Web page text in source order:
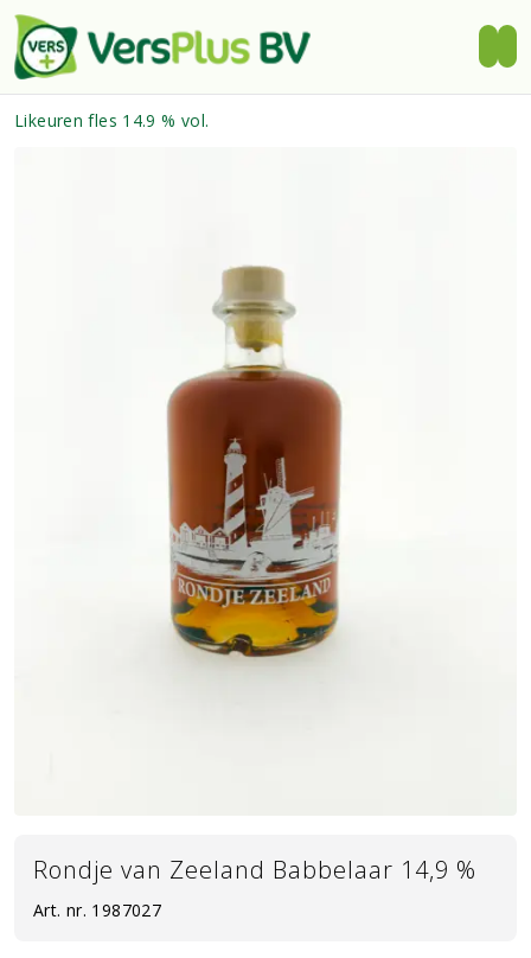
Likeuren fles 14.9 % vol.
Rondje van Zeeland Babbelaar 14,9 %
Art. nr. 1987027